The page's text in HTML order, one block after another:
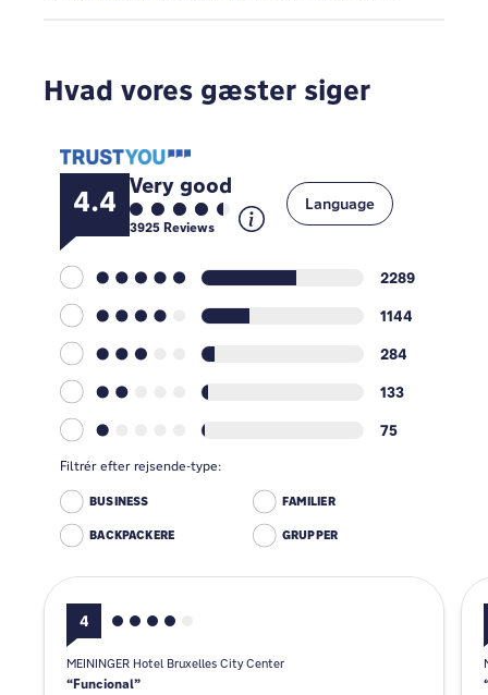
Hvad vores gæster siger
4.4 Very good
3925Reviews
2289
1144
284
133
75
Language
Filtrér efter rejsende-type:
BUSINESS FAMILIER
BACKPACKERE GRUPPER
4
MEININGER Hotel Bruxelles City Center
Funcional